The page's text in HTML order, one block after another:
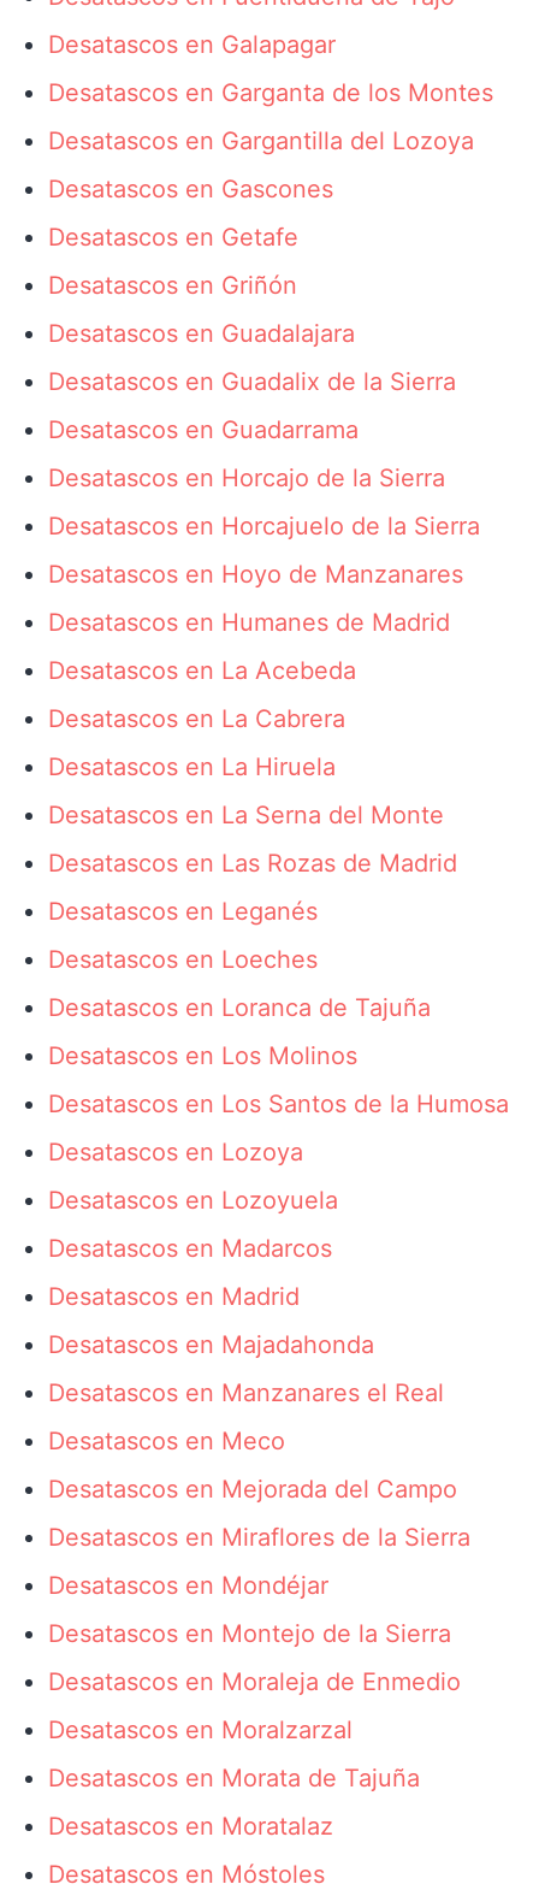
Desatascos en Galapagar
Desatascos en Garganta de los Montes
Desatascos en Gargantilla del Lozoya
Desatascos en Gascones
Desatascos en Getafe
Desatascos en Griñón
Desatascos en Guadalajara
Desatascos en Guadalix de la Sierra
Desatascos en Guadarrama
Desatascos en Horcajo de la Sierra
Desatascos en Horcajuelo de la Sierra
Desatascos en Hoyo de Manzanares
Desatascos en Humanes de Madrid
Desatascos en La Acebeda
Desatascos en La Cabrera
Desatascos en La Hiruela
Desatascos en La Serna del Monte
Desatascos en Las Rozas de Madrid
Desatascos en Leganés
Desatascos en Loeches
Desatascos en Loranca de Tajuña
Desatascos en Los Molinos
Desatascos en Los Santos de la Humosa
Desatascos en Lozoya
Desatascos en Lozoyuela
Desatascos en Madarcos
Desatascos en Madrid
Desatascos en Majadahonda
Desatascos en Manzanares el Real
Desatascos en Meco
Desatascos en Mejorada del Campo
Desatascos en Miraflores de la Sierra
Desatascos en Mondéjar
Desatascos en Montejo de la Sierra
Desatascos en Moraleja de Enmedio
Desatascos en Moralzarzal
Desatascos en Morata de Tajuña
Desatascos en Moratalaz
Desatascos en Móstoles